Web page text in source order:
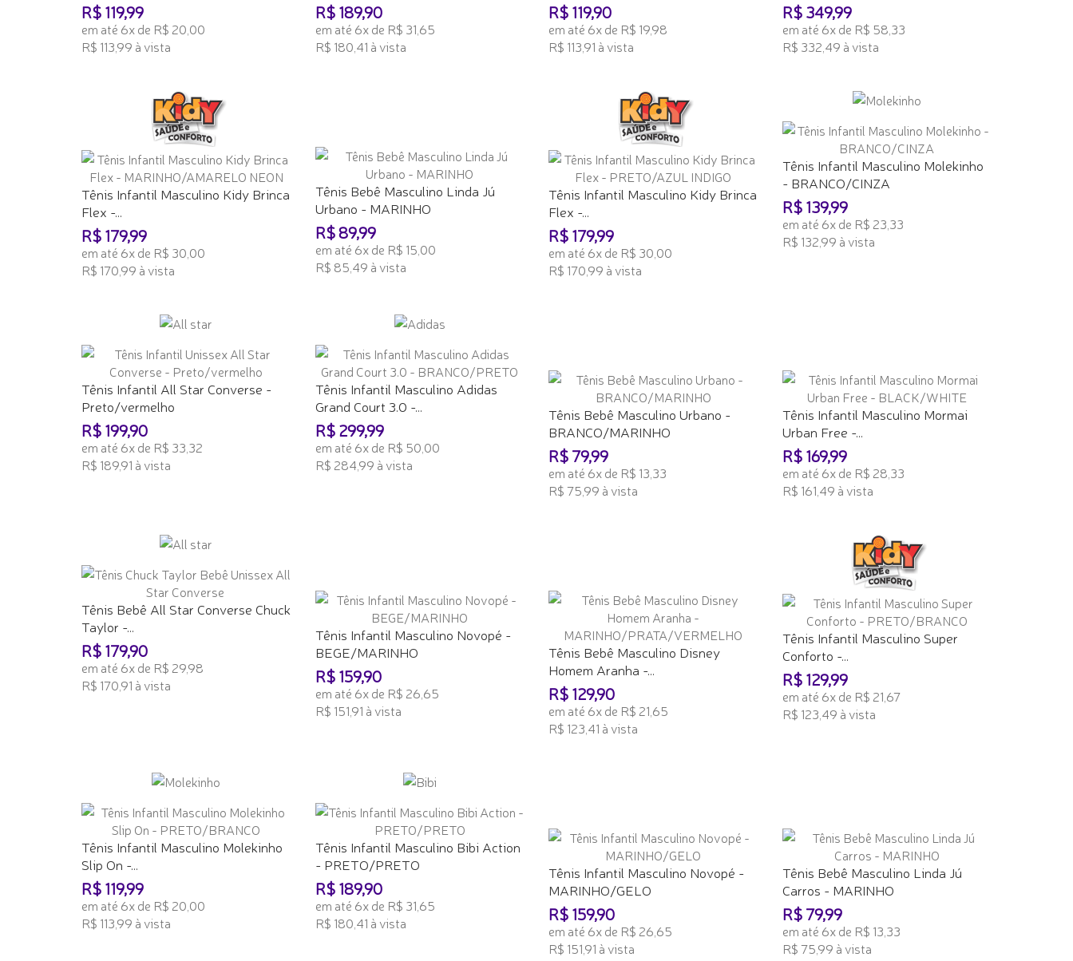
R$ 119,99
em até 6x de R$ 20,00
R$ 113,99 à vista
R$ 189,90
em até 6x de R$ 31,65
R$ 180,41 à vista
R$ 119,90
em até 6x de R$ 19,98
R$ 113,91 à vista
R$ 349,99
em até 6x de R$ 58,33
R$ 332,49 à vista
Tênis Infantil Masculino Kidy Brinca
Flex -...
R$ 179,99
em até 6x de R$ 30,00
R$ 170,99 à vista
Tênis Bebê Masculino Linda Jú
Urbano - MARINHO
R$ 89,99
em até 6x de R$ 15,00
R$ 85,49 à vista
Tênis Infantil Masculino Kidy Brinca
Flex -...
R$ 179,99
em até 6x de R$ 30,00
R$ 170,99 à vista
Tênis Infantil Masculino Molekinho
- BRANCO/CINZA
R$ 139,99
em até 6x de R$ 23,33
R$ 132,99 à vista
Tênis Infantil All Star Converse -
Preto/vermelho
R$ 199,90
em até 6x de R$ 33,32
R$ 189,91 à vista
Tênis Infantil Masculino Adidas
Grand Court 3.0 -...
R$ 299,99
em até 6x de R$ 50,00
R$ 284,99 à vista
Tênis Bebê Masculino Urbano -
BRANCO/MARINHO
R$ 79,99
em até 6x de R$ 13,33
R$ 75,99 à vista
Tênis Infantil Masculino Mormai
Urban Free -...
R$ 169,99
em até 6x de R$ 28,33
R$ 161,49 à vista
Tênis Bebê All Star Converse Chuck
Taylor -...
R$ 179,90
em até 6x de R$ 29,98
R$ 170,91 à vista
Tênis Infantil Masculino Novopé -
BEGE/MARINHO
R$ 159,90
em até 6x de R$ 26,65
R$ 151,91 à vista
Tênis Bebê Masculino Disney
Homem Aranha -...
R$ 129,90
em até 6x de R$ 21,65
R$ 123,41 à vista
Tênis Infantil Masculino Super
Conforto -...
R$ 129,99
em até 6x de R$ 21,67
R$ 123,49 à vista
Tênis Infantil Masculino Molekinho
Slip On -...
R$ 119,99
em até 6x de R$ 20,00
R$ 113,99 à vista
Tênis Infantil Masculino Bibi Action
- PRETO/PRETO
R$ 189,90
em até 6x de R$ 31,65
R$ 180,41 à vista
Tênis Infantil Masculino Novopé -
MARINHO/GELO
R$ 159,90
em até 6x de R$ 26,65
R$ 151,91 à vista
Tênis Bebê Masculino Linda Jú
Carros - MARINHO
R$ 79,99
em até 6x de R$ 13,33
R$ 75,99 à vista